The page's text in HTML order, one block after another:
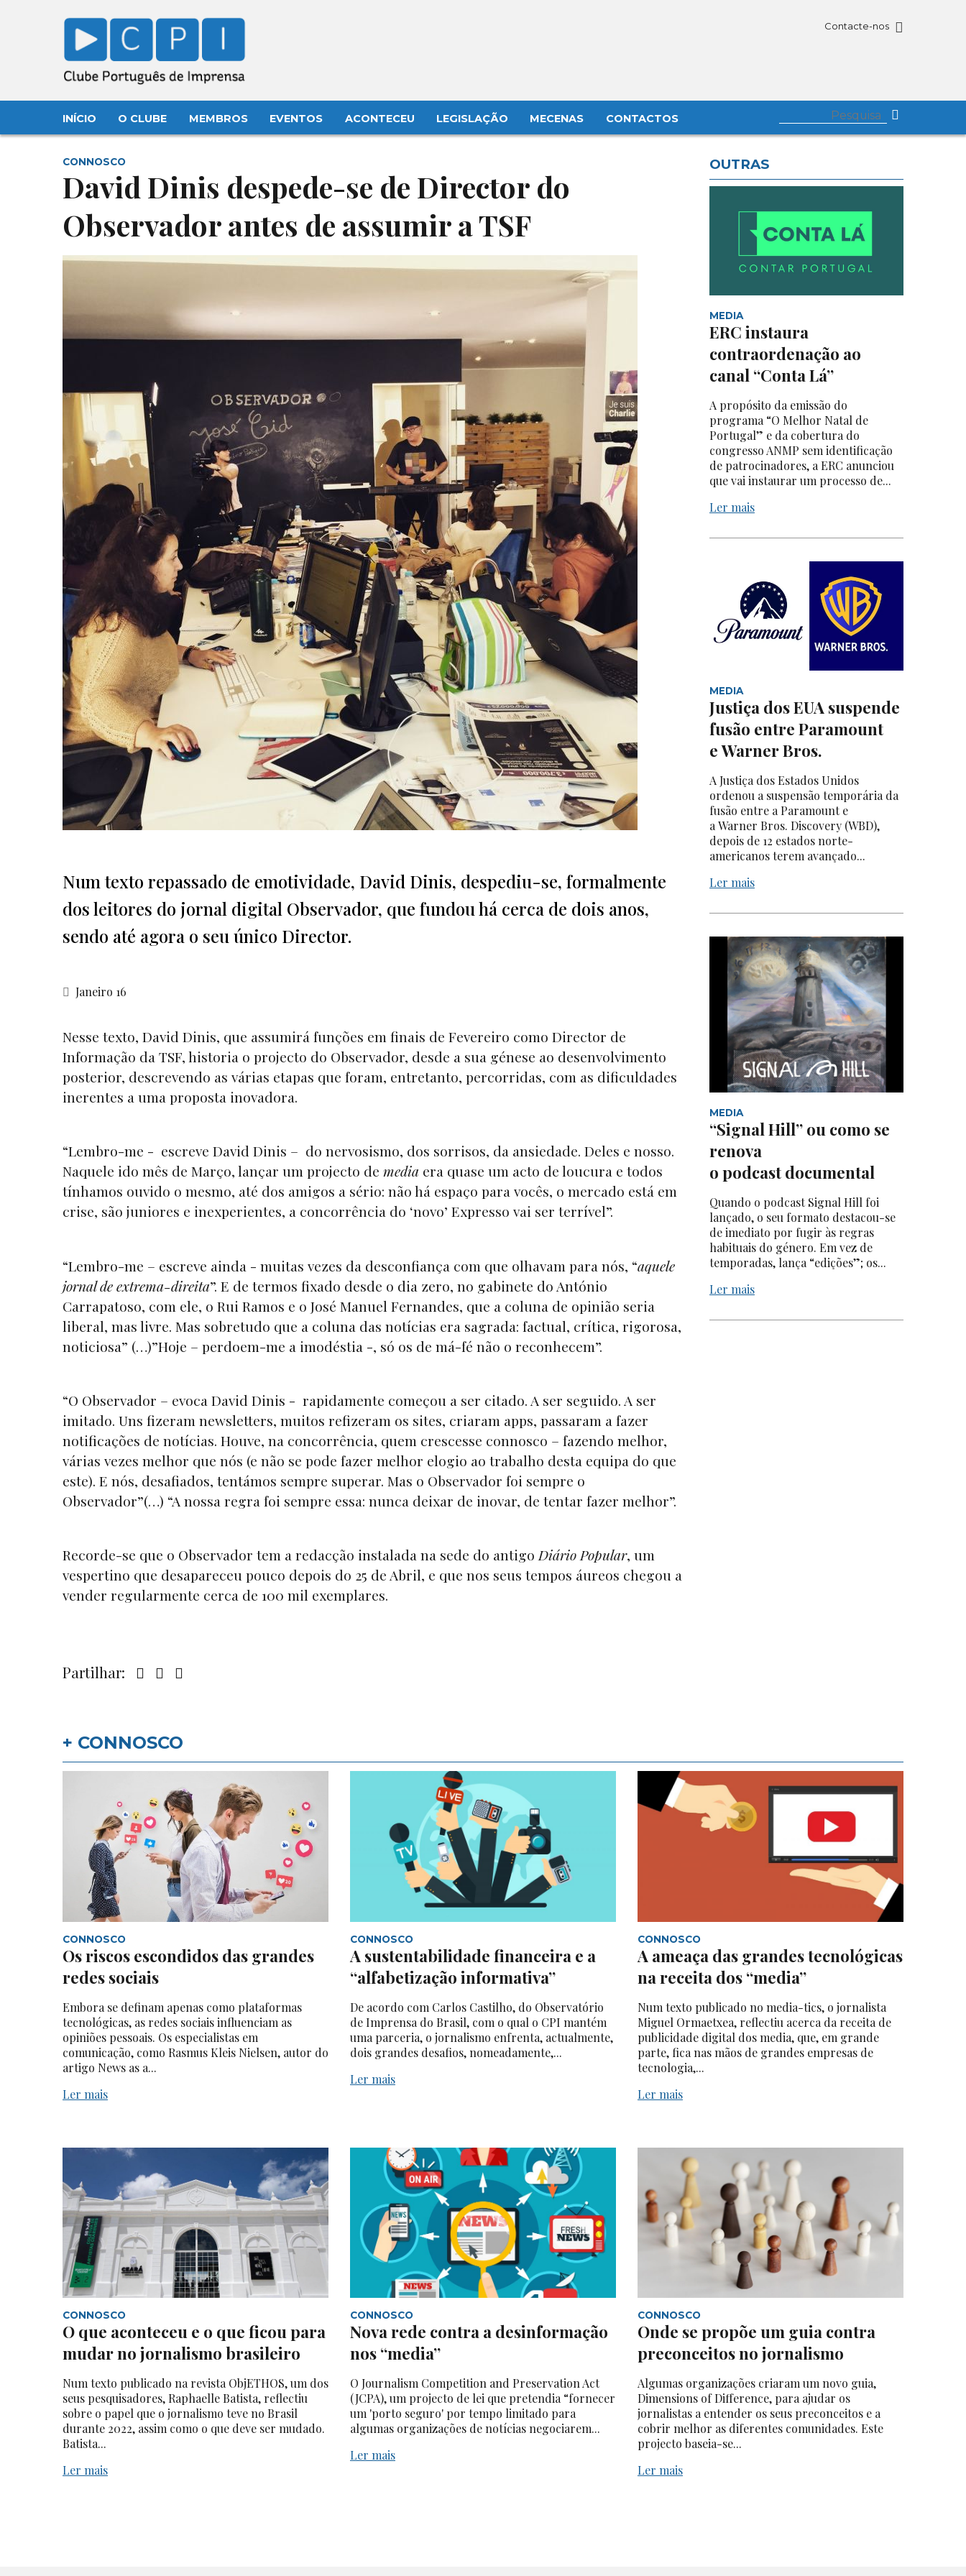
Contacte-nos
INÍCIO O CLUBE MEMBROS EVENTOS ACONTECEU LEGISLAÇÃO MECENAS CONTACTOS
CONNOSCO
David Dinis despede-se de Director do
Observador antes de assumir a TSF
Num texto repassado de emotividade, David Dinis, despediu-se, formalmente
dos leitores do jornal digital Observador, que fundou há cerca de dois anos,
sendo até agora o seu único Director.
Janeiro 16
Nesse texto, David Dinis, que assumirá funções em finais de Fevereiro como Director de
Informação da TSF, historia o projecto do Observador, desde a sua génese ao desenvolvimento
posterior, descrevendo as várias etapas que foram, entretanto, percorridas, com as dificuldades
inerentes a uma proposta inovadora.
“Lembro-me - escreve David Dinis – do nervosismo, dos sorrisos, da ansiedade. Deles e nosso.
Naquele ido mês de Março, lançar um projecto de media era quase um acto de loucura e todos
tínhamos ouvido o mesmo, até dos amigos a sério: não há espaço para vocês, o mercado está em
crise, são juniores e inexperientes, a concorrência do ‘novo’ Expresso vai ser terrível”.
“Lembro-me – escreve ainda - muitas vezes da desconfiança com que olhavam para nós, “aquele
jornal de extrema-direita”. E de termos fixado desde o dia zero, no gabinete do António
Carrapatoso, com ele, o Rui Ramos e o José Manuel Fernandes, que a coluna de opinião seria
liberal, mas livre. Mas sobretudo que a coluna das notícias era sagrada: factual, crítica, rigorosa,
noticiosa” (…)”Hoje – perdoem-me a imodéstia -, só os de má-fé não o reconhecem”.
“O Observador – evoca David Dinis - rapidamente começou a ser citado. A ser seguido. A ser
imitado. Uns fizeram newsletters, muitos refizeram os sites, criaram apps, passaram a fazer
notificações de notícias. Houve, na concorrência, quem crescesse connosco – fazendo melhor,
várias vezes melhor que nós (e não se pode fazer melhor elogio ao trabalho desta equipa do que
este). E nós, desafiados, tentámos sempre superar. Mas o Observador foi sempre o
Observador”(…) “A nossa regra foi sempre essa: nunca deixar de inovar, de tentar fazer melhor”.
Recorde-se que o Observador tem a redacção instalada na sede do antigo Diário Popular, um
vespertino que desapareceu pouco depois do 25 de Abril, e que nos seus tempos áureos chegou a
vender regularmente cerca de 100 mil exemplares.
Partilhar:
OUTRAS
MEDIA
ERC instaura
contraordenação ao
canal “Conta Lá”
A propósito da emissão do
programa “O Melhor Natal de
Portugal” e da cobertura do
congresso ANMP sem identificação
de patrocinadores, a ERC anunciou
que vai instaurar um processo de...
Ler mais
MEDIA
Justiça dos EUA suspende
fusão entre Paramount
e Warner Bros.
A Justiça dos Estados Unidos
ordenou a suspensão temporária da
fusão entre a Paramount e
a Warner Bros. Discovery (WBD),
depois de 12 estados norte-
americanos terem avançado...
Ler mais
MEDIA
“Signal Hill” ou como se
renova
o podcast documental
Quando o podcast Signal Hill foi
lançado, o seu formato destacou-se
de imediato por fugir às regras
habituais do género. Em vez de
temporadas, lança “edições”; os...
Ler mais
+ CONNOSCO
CONNOSCO
Os riscos escondidos das grandes
redes sociais
Embora se definam apenas como plataformas
tecnológicas, as redes sociais influenciam as
opiniões pessoais. Os especialistas em
comunicação, como Rasmus Kleis Nielsen, autor do
artigo News as a...
Ler mais
CONNOSCO
A sustentabilidade financeira e a
“alfabetização informativa”
De acordo com Carlos Castilho, do Observatório
de Imprensa do Brasil, com o qual o CPI mantém
uma parceria, o jornalismo enfrenta, actualmente,
dois grandes desafios, nomeadamente,...
Ler mais
CONNOSCO
A ameaça das grandes tecnológicas
na receita dos “media”
Num texto publicado no media-tics, o jornalista
Miguel Ormaetxea, reflectiu acerca da receita de
publicidade digital dos media, que, em grande
parte, fica nas mãos de grandes empresas de
tecnologia,...
Ler mais
CONNOSCO
O que aconteceu e o que ficou para
mudar no jornalismo brasileiro
Num texto publicado na revista ObjETHOS, um dos
seus pesquisadores, Raphaelle Batista, reflectiu
sobre o papel que o jornalismo teve no Brasil
durante 2022, assim como o que deve ser mudado.
Batista...
Ler mais
CONNOSCO
Nova rede contra a desinformação
nos “media”
O Journalism Competition and Preservation Act
(JCPA), um projecto de lei que pretendia “fornecer
um 'porto seguro' por tempo limitado para
algumas organizações de notícias negociarem...
Ler mais
CONNOSCO
Onde se propõe um guia contra
preconceitos no jornalismo
Algumas organizações criaram um novo guia,
Dimensions of Difference, para ajudar os
jornalistas a entender os seus preconceitos e a
cobrir melhor as diferentes comunidades. Este
projecto baseia-se...
Ler mais